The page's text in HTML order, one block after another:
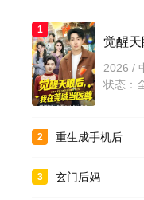
1
2026 /
状态：
2 重生成手机后
3 玄门后妈